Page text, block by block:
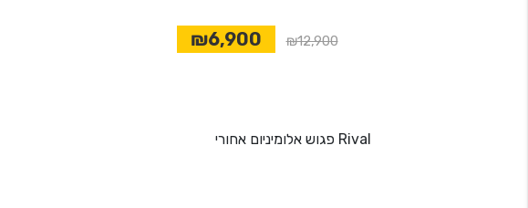
₪12,900
₪6,900
Rival פגוש אלומיניום אחורי